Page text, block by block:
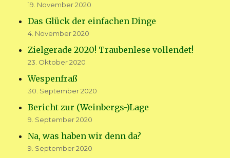
19. November 2020
Das Glück der einfachen Dinge
4. November 2020
Zielgerade 2020! Traubenlese vollendet!
23. Oktober 2020
Wespenfraß
30. September 2020
Bericht zur (Weinbergs-)Lage
9. September 2020
Na, was haben wir denn da?
9. September 2020